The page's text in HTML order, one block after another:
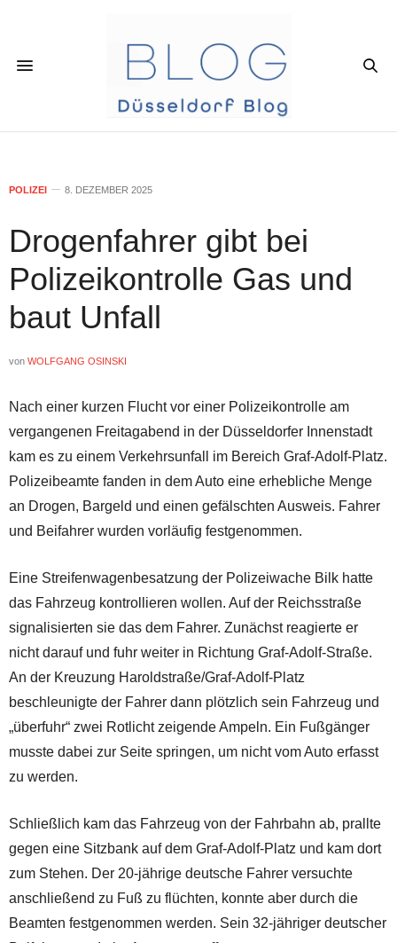
POLIZEI 8. DEZEMBER 2025
Drogenfahrer gibt bei
Polizeikontrolle Gas und
baut Unfall
von WOLFGANG OSINSKI
Nach einer kurzen Flucht vor einer Polizeikontrolle am
vergangenen Freitagabend in der Düsseldorfer Innenstadt
kam es zu einem Verkehrsunfall im Bereich Graf-Adolf-Platz.
Polizeibeamte fanden in dem Auto eine erhebliche Menge
an Drogen, Bargeld und einen gefälschten Ausweis. Fahrer
und Beifahrer wurden vorläufig festgenommen.
Eine Streifenwagenbesatzung der Polizeiwache Bilk hatte
das Fahrzeug kontrollieren wollen. Auf der Reichsstraße
signalisierten sie das dem Fahrer. Zunächst reagierte er
nicht darauf und fuhr weiter in Richtung Graf-Adolf-Straße.
An der Kreuzung Haroldstraße/Graf-Adolf-Platz
beschleunigte der Fahrer dann plötzlich sein Fahrzeug und
„überfuhr“ zwei Rotlicht zeigende Ampeln. Ein Fußgänger
musste dabei zur Seite springen, um nicht vom Auto erfasst
zu werden.
Schließlich kam das Fahrzeug von der Fahrbahn ab, prallte
gegen eine Sitzbank auf dem Graf-Adolf-Platz und kam dort
zum Stehen. Der 20-jährige deutsche Fahrer versuchte
anschließend zu Fuß zu flüchten, konnte aber durch die
Beamten festgenommen werden. Sein 32-jähriger deutscher